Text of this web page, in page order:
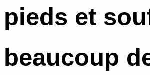
pieds et
beaucoup